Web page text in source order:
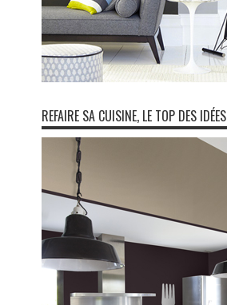
REFAIRE SA CUISINE, LE TOP DES IDÉES